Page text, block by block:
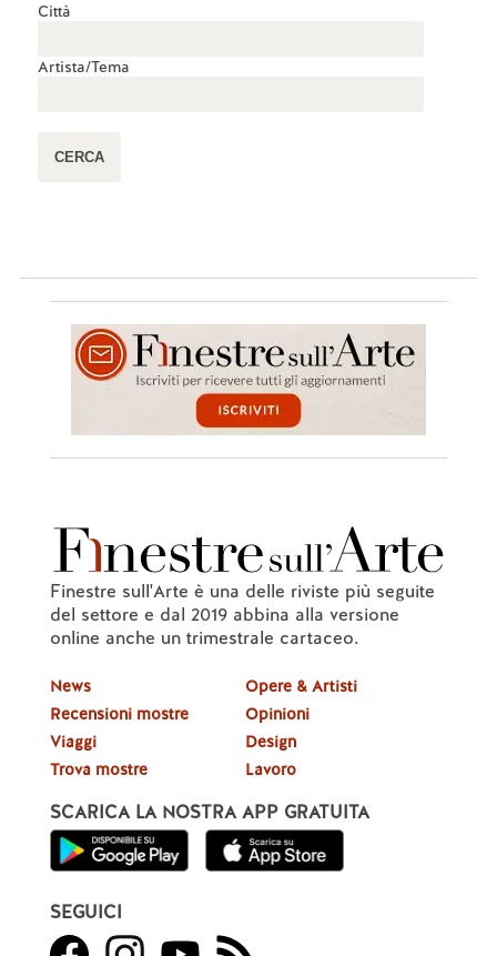
Città
Artista/Tema
Finestre sull'Arte è una delle riviste più seguite
del settore e dal 2019 abbina alla versione
online anche un trimestrale cartaceo.
News
Recensioni mostre
Viaggi
Trova mostre
Opere & Artisti
Opinioni
Design
Lavoro
SCARICA LA NOSTRA APP GRATUITA
SEGUICI